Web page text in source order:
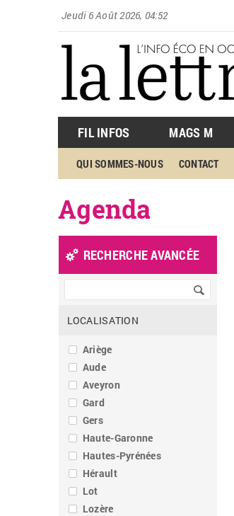
Jeudi 6 Août 2026, 04:52
FIL INFOS MAGS M
QUI SOMMES-NOUS CONTACT
Agenda
RECHERCHE AVANCÉE
LOCALISATION
Ariège
Aude
Aveyron
Gard
Gers
Haute-Garonne
Hautes-Pyrénées
Hérault
Lot
Lozère